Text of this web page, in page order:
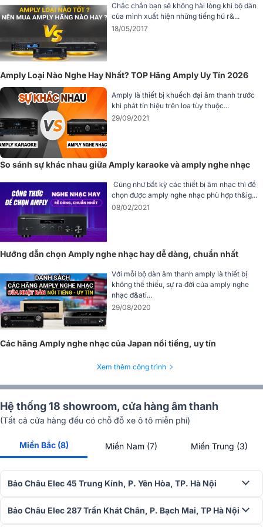
2. Công nghệ khuếch đại Darlington đảo và mạch
DIDRC độc quyền
Trung tâm sức mạnh củaOnkyo A-50là mạch khuếch đại
Darlington đảo ba tầng, được thiết kế nhằm xử lý tín hiệu dòng cao
với độ méo cực thấp. Cấu trúc Darlington đảo giúp amply phản hồi
nhanh, kiểm soát loa tốt hơn, đặc biệt ở các đoạn nhạc có biên độ
động lớn. Nhờ đó, âm thanh tái tạo vừa giàu năng lượng, vừa giữ
được độ chi tiết và tính trung thực, bám sát bản thu gốc.
Song song với đó, Onkyo tích hợp mạch DIDRC (Dynamic
Intermodulation Distortion Reduction Circuitry) - công nghệ độc
quyền phản ánh rõ triết lý âm thanh lâu đời của hãng. DIDRC là
mạch điều khiển tín hiệu rời, được triển khai trong bộ lọc analog của
DAC, tập trung vào việc giảm méo xuyên điều chế động - một dạng
méo thường xuất hiện khi xử lý các nguồn nhạc số có dải tần rộng.
hạn chế nhiễu phát sinh ở các dải tần rất cao, nơi tai người khó nhận
biết trực tiếp nhưng lại ảnh hưởng rõ rệt đến độ sạch và độ mượt
của âm thanh. Kết quả là chất âm trở nên trong trẻo hơn, nền âm
tĩnh hơn và các chi tiết vi mô được tái hiện rõ ràng, dễ nghe ngay cả
khi thưởng thức trong thời gian dài.
Chắc chắn bạn sẽ không hài lòng khi bộ dàn
của mình xuất hiện những tiếng hú r&...
18/05/2017
Amply Loại Nào Nghe Hay Nhất? TOP Hãng Amply Uy Tín 2026
Amply là thiết bị khuếch đại âm thanh trước
khi phát tín hiệu trên loa tùy thuộc...
29/09/2021
So sánh sự khác nhau giữa Amply karaoke và amply nghe nhạc
Cũng như bất kỳ các thiết bị âm nhạc thì để
chọn được amply nghe nhạc phù hợp th&ig...
08/02/2021
Hướng dẫn chọn Amply nghe nhạc hay dễ dàng, chuẩn nhất
Với mỗi bộ dàn âm thanh amply là thiết bị
không thể thiếu, sự ra đời của amply nghe
nhạc đ&ati...
29/08/2020
Các hãng Amply nghe nhạc của Japan nổi tiếng, uy tín
Xem thêm công trình
Hệ thống 18 showroom, cửa hàng âm thanh
(Tất cả cửa hàng đều có chỗ đỗ xe ô tô miễn phí)
Miền Bắc (8) Miền Nam (7) Miền Trung (3)
Bảo Châu Elec 45 Trung Kính, P. Yên Hòa, TP. Hà Nội
Bảo Châu Elec 287 Trần Khát Chân, P. Bạch Mai, TP Hà Nội